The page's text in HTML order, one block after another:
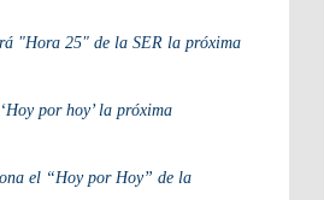
"Hora 25" de la SER la próxima
por hoy’ la próxima
el “Hoy por Hoy” de la